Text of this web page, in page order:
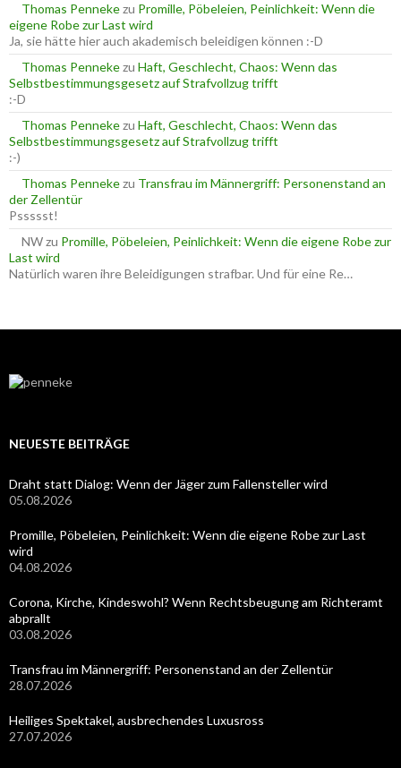
c
h
:
Thomas Pennekezu Promille, Pöbeleien, Peinlichkeit: Wenn die
eigene Robe zur Last wird
Ja, sie hätte hier auch akademisch beleidigen können :-D
Thomas Pennekezu Haft, Geschlecht, Chaos: Wenn das
Selbstbestimmungsgesetz auf Strafvollzug trifft
:-D
Thomas Pennekezu Haft, Geschlecht, Chaos: Wenn das
Selbstbestimmungsgesetz auf Strafvollzug trifft
:-)
Thomas Pennekezu Transfrau im Männergriff: Personenstand an
der Zellentür
Pssssst!
NWzu Promille, Pöbeleien, Peinlichkeit: Wenn die eigene Robe zur
Last wird
Natürlich waren ihre Beleidigungen strafbar. Und für eine Re…
NEUESTE BEITRÄGE
Draht statt Dialog: Wenn der Jäger zum Fallensteller wird
05.08.2026
Promille, Pöbeleien, Peinlichkeit: Wenn die eigene Robe zur Last
wird
04.08.2026
Corona, Kirche, Kindeswohl? Wenn Rechtsbeugung am Richteramt
abprallt
03.08.2026
Transfrau im Männergriff: Personenstand an der Zellentür
28.07.2026
Heiliges Spektakel, ausbrechendes Luxusross
27.07.2026